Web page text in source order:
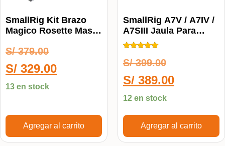
SmallRig Kit Brazo
Magico Rosette Mas
3755b
S/379.00
S/ 329.00
13 en stock
Agregar al carrito
SmallRig A7V / A7IV /
A7SIII Jaula Para
Cámara Sony Alpha
3667B
5.00
de 5
S/399.00
S/ 389.00
12 en stock
Agregar al carrito